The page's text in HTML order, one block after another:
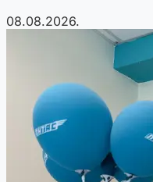
08.08.2026.